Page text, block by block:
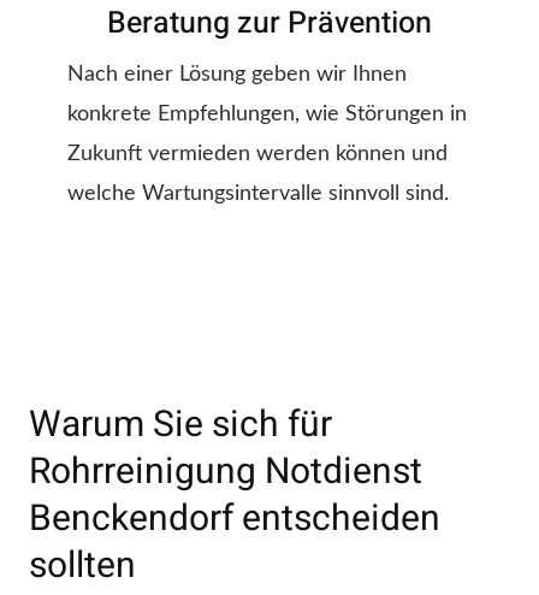
Beratung zur Prävention
Nach einer Lösung geben wir Ihnen
konkrete Empfehlungen, wie Störungen in
Zukunft vermieden werden können und
welche Wartungsintervalle sinnvoll sind.
Warum Sie sich für
Rohrreinigung Notdienst
Benckendorf entscheiden
sollten